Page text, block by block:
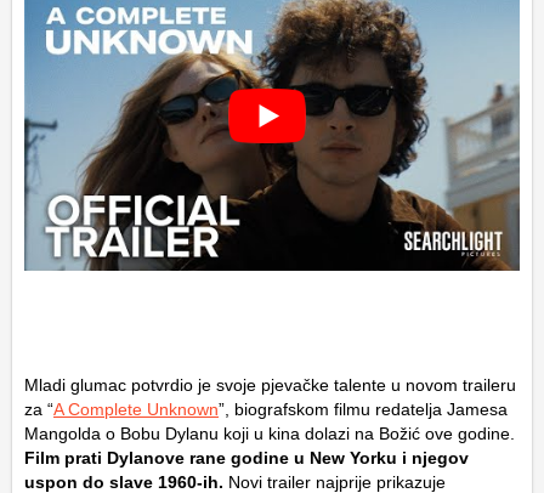
Mladi glumac potvrdio je svoje pjevačke talente u novom traileru
za “A Complete Unknown”, biografskom filmu redatelja Jamesa
Mangolda o Bobu Dylanu koji u kina dolazi na Božić ove godine.
Film prati Dylanove rane godine u New Yorku i njegov
uspon do slave 1960-ih. Novi trailer najprije prikazuje